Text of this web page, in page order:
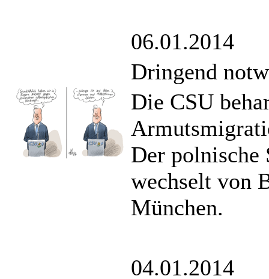
06.01.2014
Dringend
Die CSU
Der polnische
wechselt von
München.
04.01.2014